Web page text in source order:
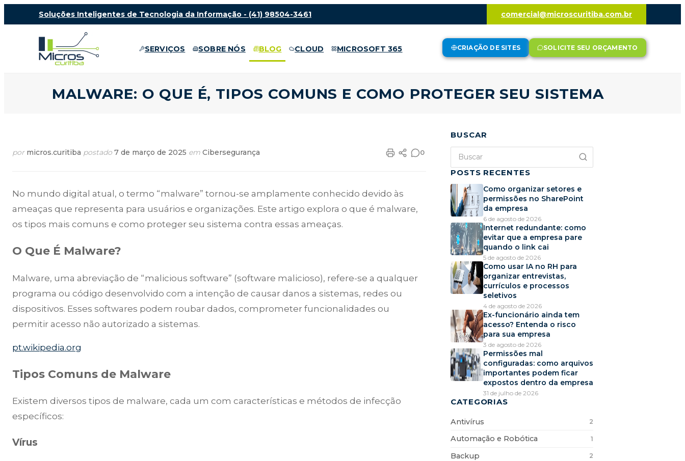
Soluções Inteligentes de Tecnologia da Informação - (41) 98504-3461 comercial@microscuritiba.com.br
SERVIÇOS SOBRE NÓS BLOG CLOUD MICROSOFT 365 CRIAÇÃO DE SITES SOLICITE SEU ORÇAMENTO
MALWARE: O QUE É, TIPOS COMUNS E COMO PROTEGER SEU SISTEMA
por micros.curitiba postado 7 de março de 2025 em Cibersegurança 0
No mundo digital atual, o termo “malware” tornou-se amplamente conhecido devido às
ameaças que representa para usuários e organizações. Este artigo explora o que é malware,
os tipos mais comuns e como proteger seu sistema contra essas ameaças.
O Que É Malware?
Malware, uma abreviação de “malicious software” (software malicioso), refere-se a qualquer
programa ou código desenvolvido com a intenção de causar danos a sistemas, redes ou
dispositivos. Esses softwares podem roubar dados, comprometer funcionalidades ou
permitir acesso não autorizado a sistemas.
pt.wikipedia.org
Tipos Comuns de Malware
Existem diversos tipos de malware, cada um com características e métodos de infecção
específicos:
Vírus
BUSCAR
POSTS RECENTES
Como organizar setores e
permissões no SharePoint
da empresa
6 de agosto de 2026
Internet redundante: como
evitar que a empresa pare
quando o link cai
5 de agosto de 2026
Como usar IA no RH para
organizar entrevistas,
currículos e processos
seletivos
4 de agosto de 2026
Ex-funcionário ainda tem
acesso? Entenda o risco
para sua empresa
3 de agosto de 2026
Permissões mal
configuradas: como arquivos
importantes podem ficar
expostos dentro da empresa
31 de julho de 2026
CATEGORIAS
Antivírus 2
Automação e Robótica 1
Backup 2